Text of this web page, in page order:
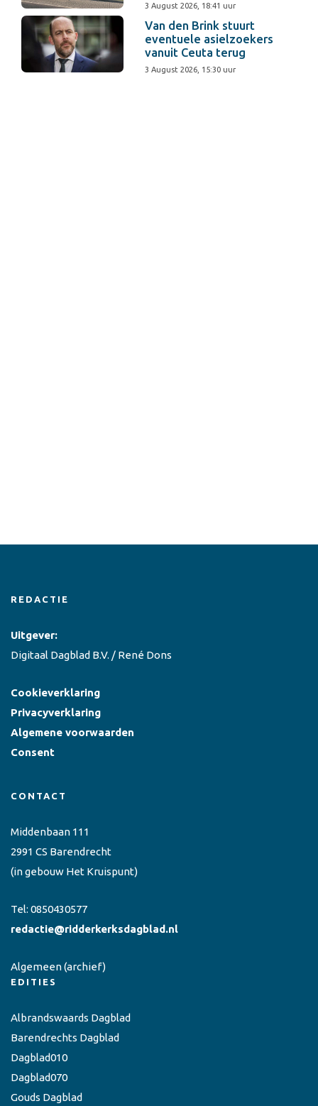
3 August 2026, 18:41 uur
Van den Brink stuurt
eventuele asielzoekers
vanuit Ceuta terug
3 August 2026, 15:30 uur
REDACTIE
Uitgever:
Digitaal Dagblad B.V. / René Dons
Cookieverklaring
Privacyverklaring
Algemene voorwaarden
Consent
CONTACT
Middenbaan 111
2991 CS Barendrecht
(in gebouw Het Kruispunt)
Tel: 0850430577
redactie@ridderkerksdagblad.nl
Algemeen(archief)
EDITIES
Albrandswaards Dagblad
Barendrechts Dagblad
Dagblad010
Dagblad070
Gouds Dagblad